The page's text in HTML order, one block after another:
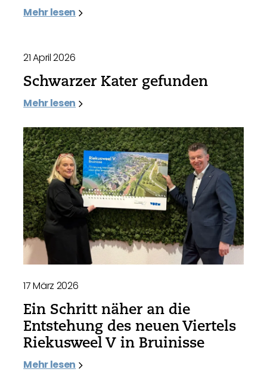
Mehr lesen
21 April 2026
Schwarzer Kater gefunden
Mehr lesen
17 März 2026
Ein Schritt näher an die
Entstehung des neuen Viertels
Riekusweel V in Bruinisse
Mehr lesen